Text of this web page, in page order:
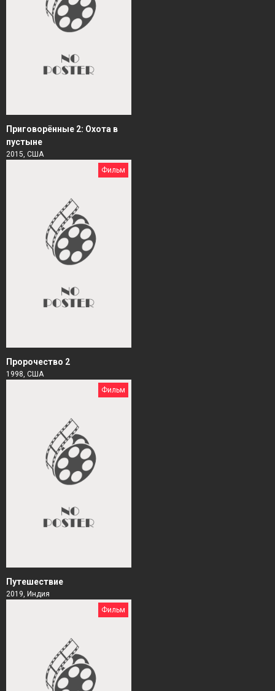
Приговорённые 2: Охота в
пустыне
2015, США
Фильм
Пророчество 2
1998, США
Фильм
Путешествие
2019, Индия
Фильм